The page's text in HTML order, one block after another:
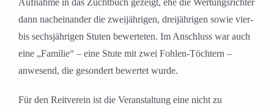
Aufnahme in das Zuchtbuch gezeigt, ehe die Wertungsrichter
dann nacheinander die zweijährigen, dreijährigen sowie vier-
bis sechsjährigen Stuten bewerteten. Im Anschluss war auch
eine „Familie“ – eine Stute mit zwei Fohlen-Töchtern –
anwesend, die gesondert bewertet wurde.
Für den Reitverein ist die Veranstaltung eine nicht zu